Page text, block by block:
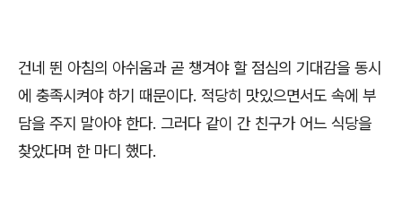
건네 뛴 아침의 아쉬움과 곧 챙겨야 할 점심의 기대감을 동시
에 충족시켜야 하기 때문이다. 적당히 맛있으면서도 속에 부
담을 주지 말아야 한다. 그러다 같이 간 친구가 어느 식당을
찾았다며 한 마디 했다.